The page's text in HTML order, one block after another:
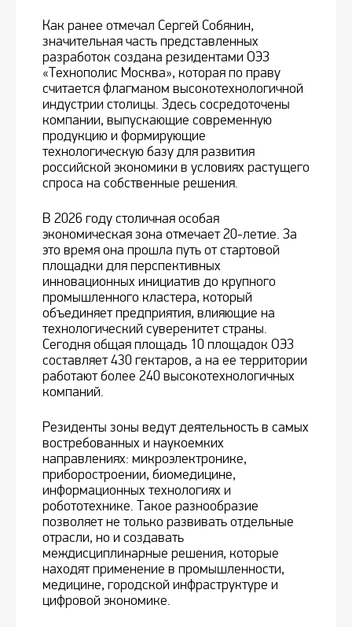
Как ранее отмечал Сергей Собянин,
значительная часть представленных
разработок создана резидентами ОЭЗ
«Технополис Москва», которая по праву
считается флагманом высокотехнологичной
индустрии столицы. Здесь сосредоточены
компании, выпускающие современную
продукцию и формирующие
технологическую базу для развития
российской экономики в условиях растущего
спроса на собственные решения.
В 2026 году столичная особая
экономическая зона отмечает 20-летие. За
это время она прошла путь от стартовой
площадки для перспективных
инновационных инициатив до крупного
промышленного кластера, который
объединяет предприятия, влияющие на
технологический суверенитет страны.
Сегодня общая площадь 10 площадок ОЭЗ
составляет 430 гектаров, а на ее территории
работают более 240 высокотехнологичных
компаний.
Резиденты зоны ведут деятельность в самых
востребованных и наукоемких
направлениях: микроэлектронике,
приборостроении, биомедицине,
информационных технологиях и
робототехнике. Такое разнообразие
позволяет не только развивать отдельные
отрасли, но и создавать
междисциплинарные решения, которые
находят применение в промышленности,
медицине, городской инфраструктуре и
цифровой экономике.